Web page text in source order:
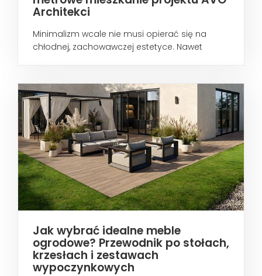
Architekci
Minimalizm wcale nie musi opierać się na
chłodnej, zachowawczej estetyce. Nawet
Jak wybrać idealne meble
ogrodowe? Przewodnik po stołach,
krzesłach i zestawach
wypoczynkowych